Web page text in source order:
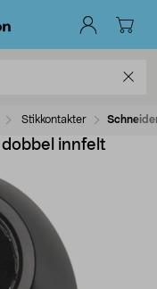
Stikkontakter
innfelt